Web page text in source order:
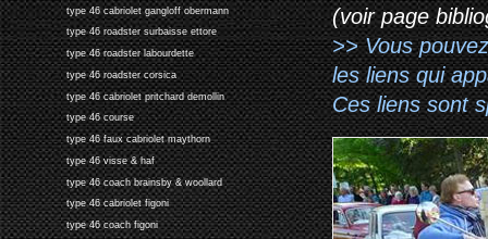
type 46 cabriolet gangloff obermann
type 46 roadster surbaisse ettore
type 46 roadster labourdette
type 46 roadster corsica
type 46 cabriolet pritchard demollin
type 46 course
type 46 faux cabriolet maythorn
type 46 visse & haf
type 46 coach brainsby & woollard
type 46 cabriolet figoni
type 46 coach figoni
(voir page
>> Vous
les liens qui
Ces liens sont